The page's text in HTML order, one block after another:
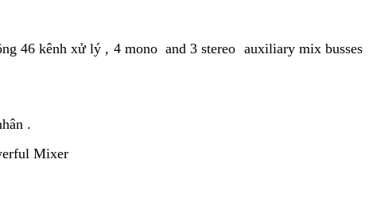
46 kênh xử lý , 4 mono and 3 stereo auxiliary mix busses
.
Mixer